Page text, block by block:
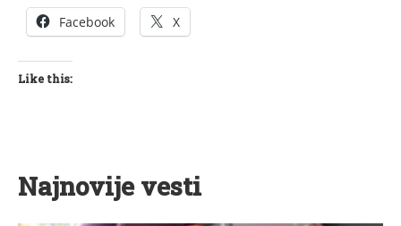
Facebook X
Like this:
Najnovije vesti